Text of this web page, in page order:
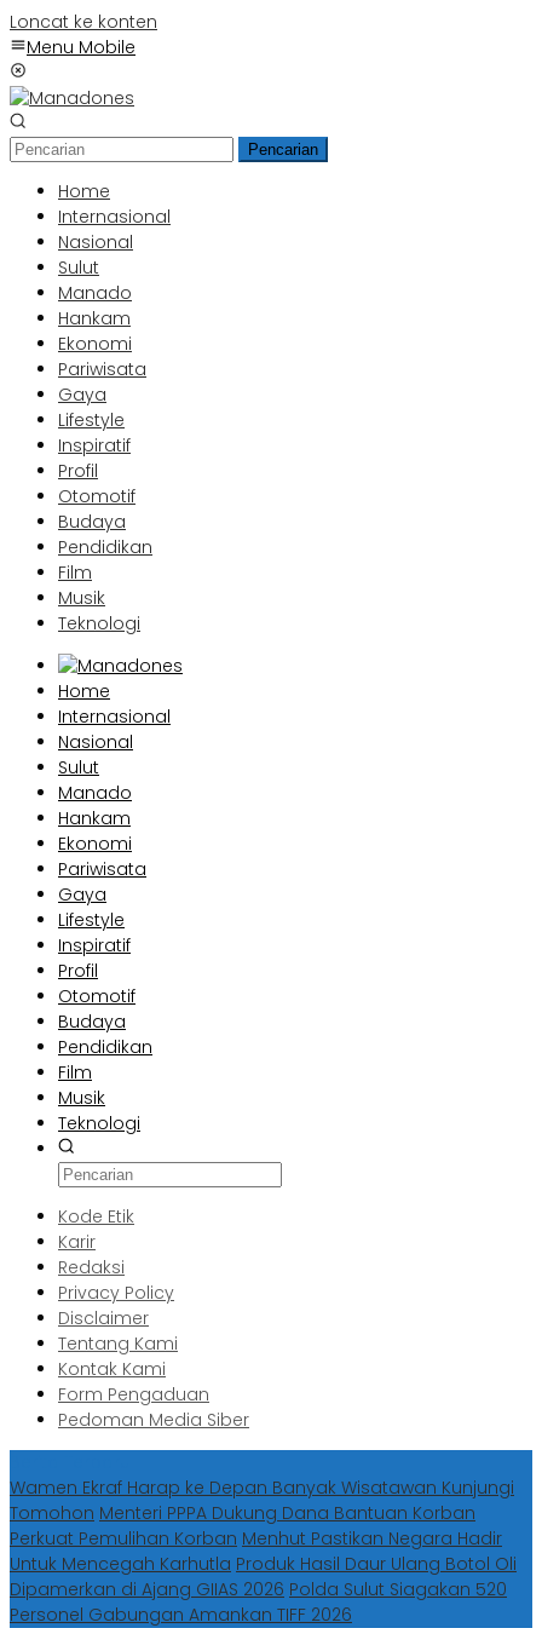
Loncat ke konten
Menu Mobile
Pencarian
Home
Internasional
Nasional
Sulut
Manado
Hankam
Ekonomi
Pariwisata
Gaya
Lifestyle
Inspiratif
Profil
Otomotif
Budaya
Pendidikan
Film
Musik
Teknologi
Home
Internasional
Nasional
Sulut
Manado
Hankam
Ekonomi
Pariwisata
Gaya
Lifestyle
Inspiratif
Profil
Otomotif
Budaya
Pendidikan
Film
Musik
Teknologi
Kode Etik
Karir
Redaksi
Privacy Policy
Disclaimer
Tentang Kami
Kontak Kami
Form Pengaduan
Pedoman Media Siber
Wamen Ekraf Harap ke Depan Banyak Wisatawan Kunjungi
Tomohon Menteri PPPA Dukung Dana Bantuan Korban
Perkuat Pemulihan Korban Menhut Pastikan Negara Hadir
Untuk Mencegah Karhutla Produk Hasil Daur Ulang Botol Oli
Dipamerkan di Ajang GIIAS 2026 Polda Sulut Siagakan 520
Personel Gabungan Amankan TIFF 2026